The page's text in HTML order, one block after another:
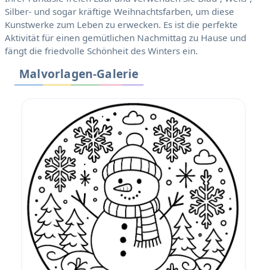
Silber- und sogar kräftige Weihnachtsfarben, um diese
Kunstwerke zum Leben zu erwecken. Es ist die perfekte
Aktivität für einen gemütlichen Nachmittag zu Hause und
fängt die friedvolle Schönheit des Winters ein.
Malvorlagen-Galerie